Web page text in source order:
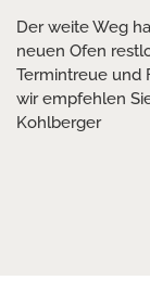
Der weite Weg
neuen Ofen
Termintreue und
wir empfehlen
Kohlberger